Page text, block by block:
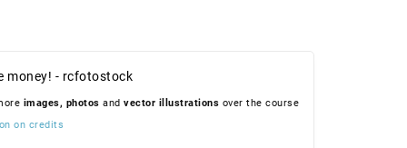
money! - rcfotostock
images, photos and vector illustrations over the course
on credits